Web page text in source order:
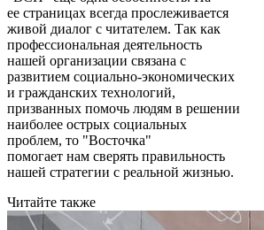
ее страницах всегда прослеживается
живой диалог с читателем. Так как
профессиональная деятельность
нашей организации связана с
развитием социально-экономических
и гражданских технологий,
призванных помочь людям в решении
наиболее острых социальных
проблем, то "Восточка"
помогает нам сверять правильность
нашей стратегии с реальной жизнью.
Читайте также